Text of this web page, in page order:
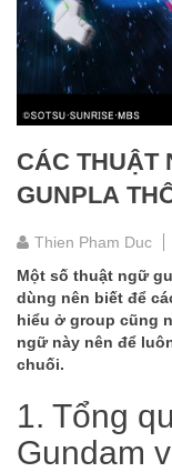
CÁC THUẬT
GUNPLA
Thien Pham Duc
Một số thuật ngữ
dùng nên biết để
hiểu ở group cũng
ngữ này nên để
chuối.
1. Tổng
Gundam